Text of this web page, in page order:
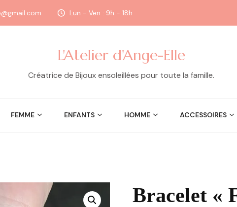
Lun - Ven : 9h - 18h
L'Atelier d'Ange-Elle
Créatrice de Bijoux ensoleillées pour toute la famille.
FEMME ENFANTS HOMME ACCESSOIRES
Bracelet «